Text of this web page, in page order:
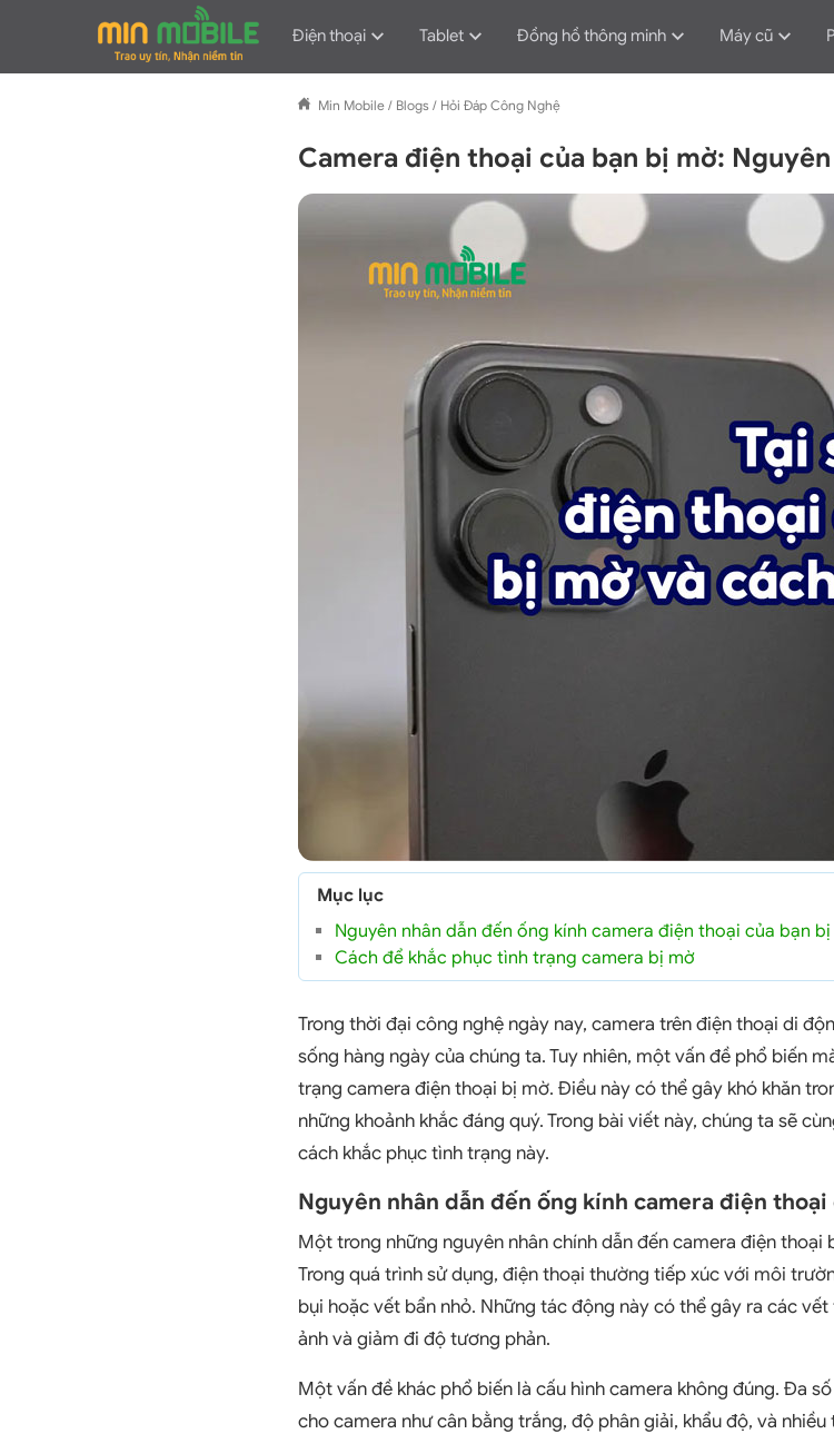
Điện thoại Tablet Đồng hồ thông minh Máy cũ
Min Mobile / Blogs / Hỏi Đáp Công Nghệ
Camera điện thoại của bạn bị mờ:
Mục lục
Nguyên nhân dẫn đến ống kính camera điện thoại của bạn
Cách để khắc phục tình trạng camera bị mờ
Trong thời đại công nghệ ngày nay, camera trên điện thoại di
sống hàng ngày của chúng ta. Tuy nhiên, một vấn đề phổ biến
trạng camera điện thoại bị mờ. Điều này có thể gây khó khăn
những khoảnh khắc đáng quý. Trong bài viết này, chúng ta sẽ
cách khắc phục tình trạng này.
Nguyên nhân dẫn đến ống kính camera điện
Một trong những nguyên nhân chính dẫn đến camera điện thoại
Trong quá trình sử dụng, điện thoại thường tiếp xúc với môi
bụi hoặc vết bẩn nhỏ. Những tác động này có thể gây ra các
ảnh và giảm đi độ tương phản.
Một vấn đề khác phổ biến là cấu hình camera không đúng. Đa
cho camera như cân bằng trắng, độ phân giải, khẩu độ, và